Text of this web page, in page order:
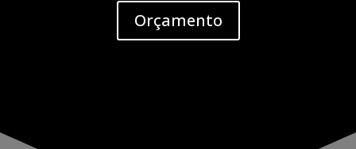
Orçamento